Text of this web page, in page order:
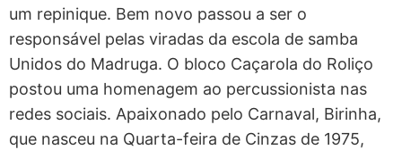
um repinique. Bem novo passou a ser o
responsável pelas viradas da escola de samba
Unidos do Madruga. O bloco Caçarola do Roliço
postou uma homenagem ao percussionista nas
redes sociais. Apaixonado pelo Carnaval, Birinha,
que nasceu na Quarta-feira de Cinzas de 1975,